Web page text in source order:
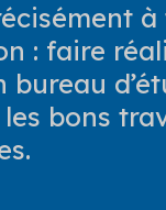
: faire
bons